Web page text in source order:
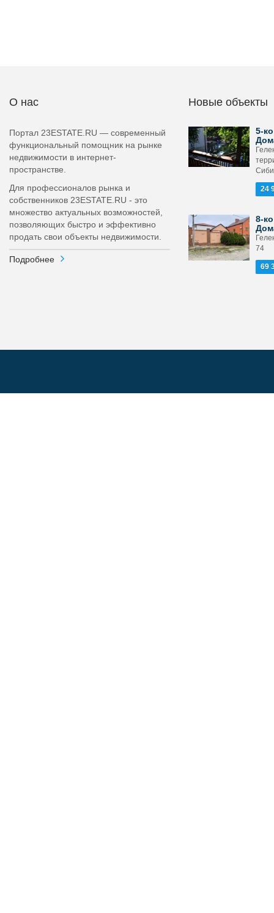
О нас
Портал 23ESTATE.RU — современный
функциональный помощник на рынке
недвижимости в интернет-
пространстве.
Для профессионалов рынка и
собственников 23ESTATE.RU - это
множество актуальных возможностей,
позволяющих быстро и эффективно
продать свои объекты недвижимости.
Подробнее
Новые объекты
5-
24
8-
74
69